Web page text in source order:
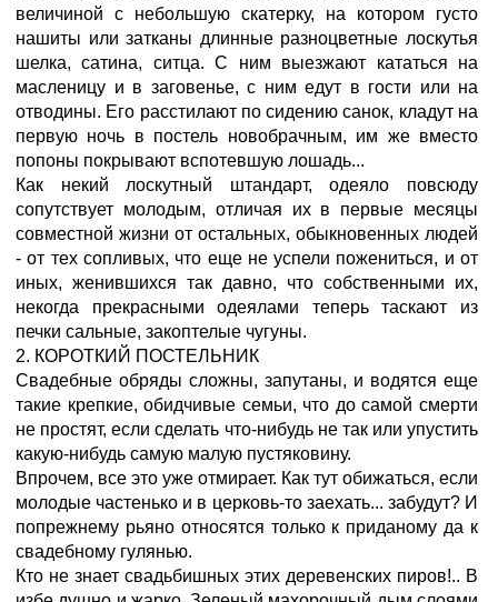
величиной с небольшую скатерку, на котором густо
нашиты или затканы длинные разноцветные лоскутья
шелка, сатина, ситца. С ним выезжают кататься на
масленицу и в заговенье, с ним едут в гости или на
отводины. Его расстилают по сидению санок, кладут на
первую ночь в постель новобрачным, им же вместо
попоны покрывают вспотевшую лошадь...
Как некий лоскутный штандарт, одеяло повсюду
сопутствует молодым, отличая их в первые месяцы
совместной жизни от остальных, обыкновенных людей
- от тех сопливых, что еще не успели пожениться, и от
иных, женившихся так давно, что собственными их,
некогда прекрасными одеялами теперь таскают из
печки сальные, закоптелые чугуны.
2. КОРОТКИЙ ПОСТЕЛЬНИК
Свадебные обряды сложны, запутаны, и водятся еще
такие крепкие, обидчивые семьи, что до самой смерти
не простят, если сделать что-нибудь не так или упустить
какую-нибудь самую малую пустяковину.
Впрочем, все это уже отмирает. Как тут обижаться, если
молодые частенько и в церковь-то заехать... забудут? И
попрежнему рьяно относятся только к приданому да к
свадебному гулянью.
Кто не знает свадьбишных этих деревенских пиров!.. В